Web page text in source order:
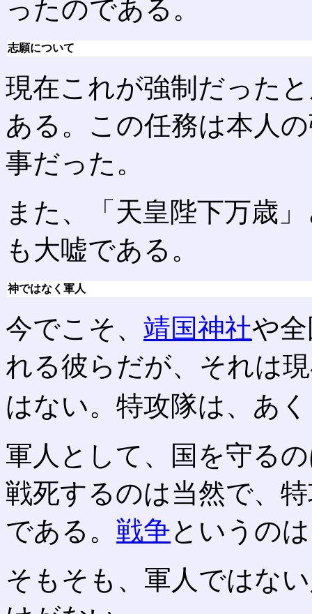
ったのである。
志願について
現在これが強制だった
ある。この任務は本人
事だった。
また、「天皇陛下万歳
も大嘘である。
神ではなく軍人
今でこそ、 靖国神社や
れる彼らだが、それは
はない。特攻隊は、あ
軍人として、国を守る
戦死するのは当然で、
である。 戦争というの
そもそも、軍人ではな